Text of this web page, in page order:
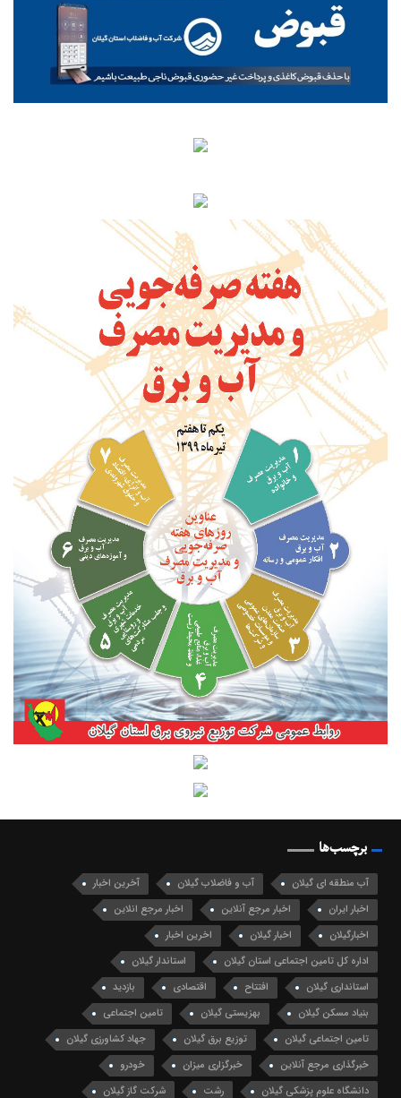
برچسب‌ها
آب منطقه ای گیلان آب و فاضلاب گیلان
آخرین اخبار
اخبار ایران
اخبار مرجع آنلاین
اخبار مرجع انلاین
اخبارگیلان
اخبار گیلان
اخرین اخبار
اداره کل تامین اجتماعی استان گیلان
استاندار گیلان
استانداری گیلان
افتتاح اقتصادی
بازدید
بنیاد مسکن گیلان
بهزیستی گیلان
تامین اجتماعی
تامین اجتماعی گیلان
توزیع برق گیلان
جهاد کشاورزی گیلان
خبرگذاری مرجع آنلاین
خبرگزاری میزان
خودرو
دانشگاه علوم پزشکی گیلان
رشت شرکت گاز گیلان